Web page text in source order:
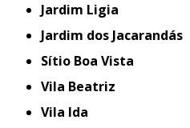
Jardim Ligia
Jardim dos Jacarandás
Sítio Boa Vista
Vila Beatriz
Vila Ida